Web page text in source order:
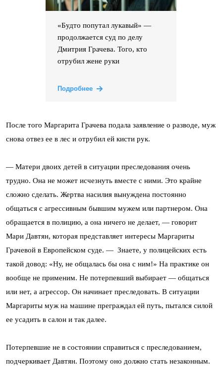
«Будто попутал лукавый» —
продолжается суд по делу
Дмитрия Грачева. Того, кто
отрубил жене руки
Подробнее
После того Маргарита Грачева подала заявление о разводе, муж
снова отвез ее в лес и отрубил ей кисти рук.
— Матери двоих детей в ситуации преследования очень
трудно. Она не может исчезнуть вместе с ними. Это крайне
сложно сделать. Жертва насилия вынуждена постоянно
общаться с агрессивным бывшим мужем или партнером. Она
обращается в полицию, а она ничего не делает, — говорит
Мари Давтян, которая представляет интересы Маргариты
Грачевой в Европейском суде. — Знаете, у полицейских есть
такой довод: «Ну, не общалась бы она с ним!» На практике он
вообще не применим. Не потерпевший выбирает — общаться
или нет, а агрессор. Он начинает преследовать. В ситуации
Маргариты муж на машине преграждал ей путь, пытался силой
ее усадить в салон и так далее.
Потерпевшие не в состоянии справиться с преследованием,
подчеркивает Давтян. Поэтому оно должно стать незаконным.